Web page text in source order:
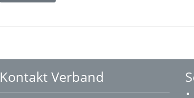
Kontakt Verband